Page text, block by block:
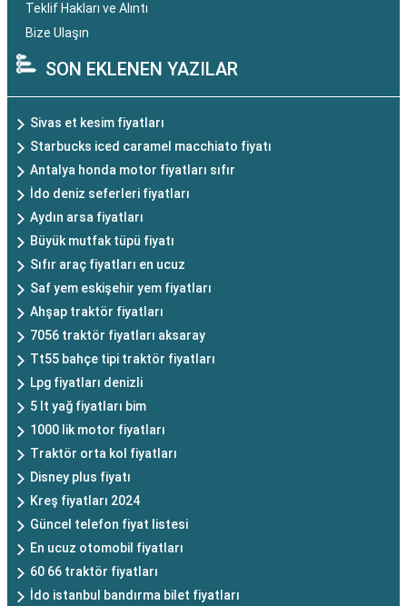
Teklif Hakları ve Alıntı
Bize Ulaşın
SON EKLENEN YAZILAR
Sivas et kesim fiyatları
Starbucks iced caramel macchiato fiyatı
Antalya honda motor fiyatları sıfır
İdo deniz seferleri fiyatları
Aydın arsa fiyatları
Büyük mutfak tüpü fiyatı
Sıfır araç fiyatları en ucuz
Saf yem eskişehir yem fiyatları
Ahşap traktör fiyatları
7056 traktör fiyatları aksaray
Tt55 bahçe tipi traktör fiyatları
Lpg fiyatları denizli
5 lt yağ fiyatları bim
1000 lik motor fiyatları
Traktör orta kol fiyatları
Disney plus fiyatı
Kreş fiyatları 2024
Güncel telefon fiyat listesi
En ucuz otomobil fiyatları
60 66 traktör fiyatları
İdo istanbul bandırma bilet fiyatları